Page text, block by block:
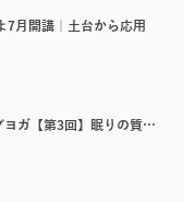
7月開講｜土台から応用
ガ【第3回】眠りの質…